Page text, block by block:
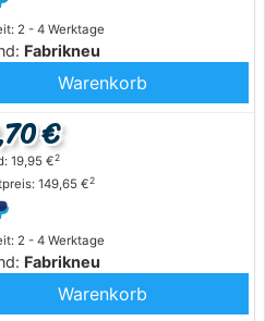
2 - 4 Werktage
Fabrikneu
Warenkorb
2 - 4 Werktage
Fabrikneu
€
19,95 €2
149,65 €2
Warenkorb